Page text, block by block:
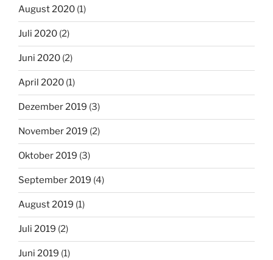
August 2020 (1)
Juli 2020 (2)
Juni 2020 (2)
April 2020 (1)
Dezember 2019 (3)
November 2019 (2)
Oktober 2019 (3)
September 2019 (4)
August 2019 (1)
Juli 2019 (2)
Juni 2019 (1)